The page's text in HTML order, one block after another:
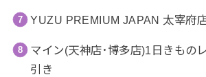
YUZU PREMIUM JAPAN 太宰府
マイン(天神店･博多店)1日きもの
引き